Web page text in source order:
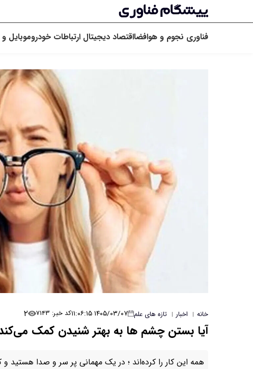
فناوری نجوم و هوافضااقتصاد دیجیتال ارتباطات خودروموبایل و
خانه | اخبار | تازه های علم ۱۴۰۵/۰۳/۰۷ ۱۱:۰۶:۱۵ کد خبر: ۷۱۴۳ ۲
آیا بستن چشم ها به بهتر شنیدن کمک
همه این کار را کرده‌اند ؛ در یک مهمانی پر سر و صدا